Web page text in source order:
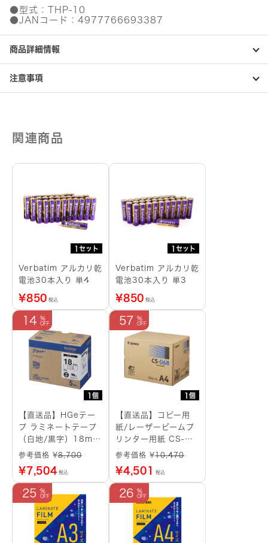
記
録
2
巻/
箱
個
●型式：THP-10
●JANコード：4977766693387
商品詳細情報
注意事項
関連商品
1セット
Verbatim アルカリ乾
電池30本入り 単4
¥850 税込
1セット
Verbatim アルカリ乾
電池30本入り 単3
¥850 税込
1個
14
【直送品】HGeテー
プ ラミネートテープ
（白地/黒字）18mm
長さ8m 5本パック
参考価格 ¥8,700
¥7,504 税込
1個
57
【直送品】コピー用
紙/レーザービームプ
リンター用紙 CS-
068 A4
参考価格 ¥10,470
¥4,501 税込
25 26